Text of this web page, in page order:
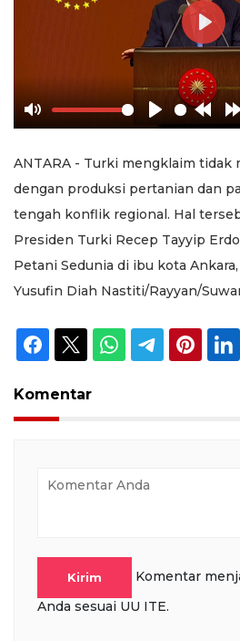
Mute Play
10s
Play
ANTARA - Turki mengklaim tidak
dengan produksi pertanian dan
tengah konflik regional. Hal
Presiden Turki Recep Tayyip
Petani Sedunia di ibu kota Ankara,
Yusufin Diah Nastiti/Rayyan/
Komentar
Kirim
Komentar
Anda sesuai UU ITE.